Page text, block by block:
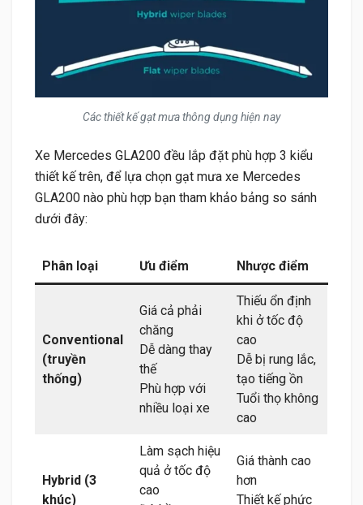
Các thiết kế gạt mưa thông dụng hiện nay
Xe Mercedes GLA200 đều lắp đặt phù hợp 3 kiểu
thiết kế trên, để lựa chọn gạt mưa xe Mercedes
GLA200 nào phù hợp bạn tham khảo bảng so sánh
dưới đây:
Phân loại Ưu điểm Nhược điểm
Conventional
(truyền
thống)
Giá cả phải
chăng
Dễ dàng thay
thế
Phù hợp với
nhiều loại xe
Thiếu ổn định
khi ở tốc độ
cao
Dễ bị rung lắc,
tạo tiếng ồn
Tuổi thọ không
cao
Hybrid (3
khúc)
Làm sạch hiệu
quả ở tốc độ
cao
Giá thành cao
hơn
Thiết kế phức